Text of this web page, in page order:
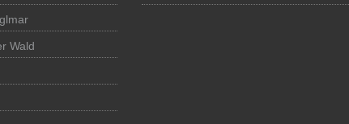
Wald